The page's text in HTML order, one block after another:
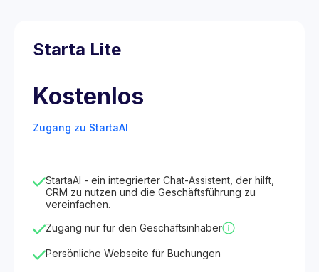
Starta Lite
Kostenlos
Zugang zu StartaAI
StartaAI - ein integrierter Chat-Assistent, der hilft,
CRM zu nutzen und die Geschäftsführung zu
vereinfachen.
Zugang nur für den Geschäftsinhaber
Persönliche Webseite für Buchungen